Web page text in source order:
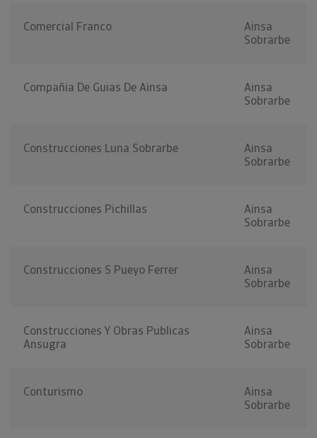
Comercial Franco
Ainsa
Sobrarbe
Compañia De Guias De Ainsa
Ainsa
Sobrarbe
Construcciones Luna Sobrarbe
Ainsa
Sobrarbe
Construcciones Pichillas
Ainsa
Sobrarbe
Construcciones S Pueyo Ferrer
Ainsa
Sobrarbe
Construcciones Y Obras Publicas
Ansugra
Ainsa
Sobrarbe
Conturismo
Ainsa
Sobrarbe